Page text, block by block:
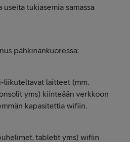
tukiasemia samassa
pähkinänkuoressa:
liikuteltavat laitteet (mm.
yms) kiinteään verkkoon
kapasitettia wifiin.
tabletit yms) wifiin